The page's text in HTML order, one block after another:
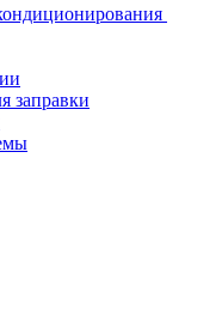
заправки